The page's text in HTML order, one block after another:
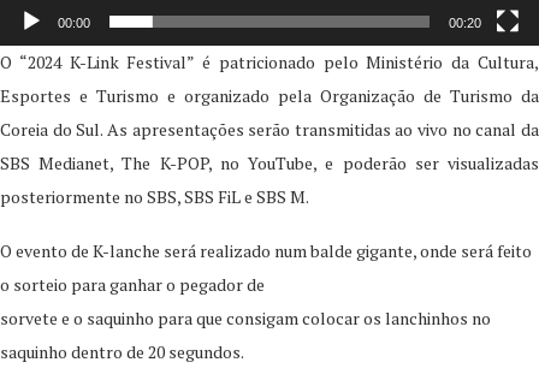
00:00 00:20
O “2024 K-Link Festival” é patricionado pelo Ministério da Cultura,
Esportes e Turismo e organizado pela Organização de Turismo da
Coreia do Sul. As apresentações serão transmitidas ao vivo no canal da
SBS Medianet, The K-POP, no YouTube, e poderão ser visualizadas
posteriormente no SBS, SBS FiL e SBS M.
O evento de K-lanche será realizado num balde gigante, onde será feito
o sorteio para ganhar o pegador de
sorvete e o saquinho para que consigam colocar os lanchinhos no
saquinho dentro de 20 segundos.